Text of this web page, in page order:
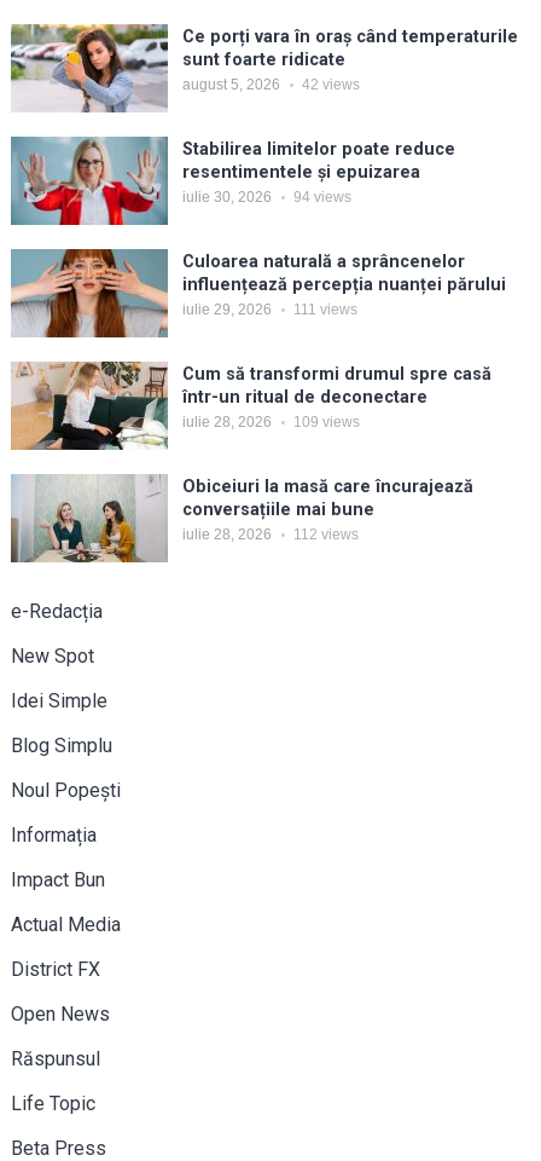
Ce porți vara în oraș când temperaturile
sunt foarte ridicate
august 5, 2026 42 views
Stabilirea limitelor poate reduce
resentimentele și epuizarea
iulie 30, 2026 94 views
Culoarea naturală a sprâncenelor
influențează percepția nuanței părului
iulie 29, 2026 111 views
Cum să transformi drumul spre casă
într-un ritual de deconectare
iulie 28, 2026 109 views
Obiceiuri la masă care încurajează
conversațiile mai bune
iulie 28, 2026 112 views
e-Redacția
New Spot
Idei Simple
Blog Simplu
Noul Popești
Informația
Impact Bun
Actual Media
District FX
Open News
Răspunsul
Life Topic
Beta Press